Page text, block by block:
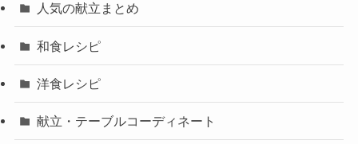
人気の献立まとめ
和食レシピ
洋食レシピ
献立・テーブルコーディネート